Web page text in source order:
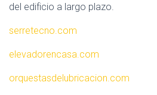
del edificio a largo plazo.
serretecno.com
elevadorencasa.com
orquestasdelubricacion.com